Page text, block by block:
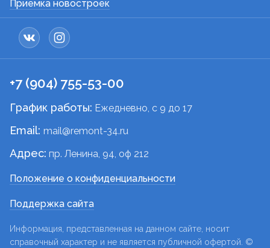
Приемка новостроек
+7 (904) 755-53-00
График работы: Ежедневно, c 9 до 17
Email: mail@remont-34.ru
Адрес: пр. Ленина, 94, оф 212
Положение о конфиденциальности
Поддержка сайта
Информация, представленная на данном сайте, носит
справочный характер и не является публичной офертой. ©